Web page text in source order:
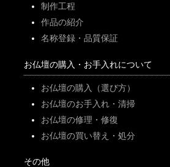
制作工程
作品の紹介
名称登録・品質保証
お仏壇の購入・お手入れについて
お仏壇の購入（選び方）
お仏壇のお手入れ・清掃
お仏壇の修理・修復
お仏壇の買い替え・処分
その他